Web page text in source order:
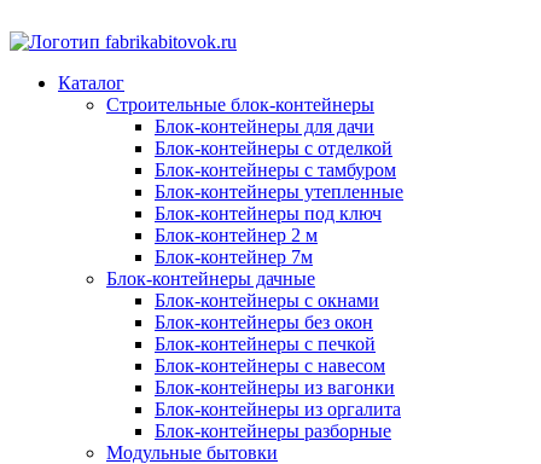
Каталог
Строительные блок-контейнеры
Блок-контейнеры для дачи
Блок-контейнеры с отделкой
Блок-контейнеры с тамбуром
Блок-контейнеры утепленные
Блок-контейнеры под ключ
Блок-контейнер 2 м
Блок-контейнер 7м
Блок-контейнеры дачные
Блок-контейнеры с окнами
Блок-контейнеры без окон
Блок-контейнеры с печкой
Блок-контейнеры с навесом
Блок-контейнеры из вагонки
Блок-контейнеры из оргалита
Блок-контейнеры разборные
Модульные бытовки